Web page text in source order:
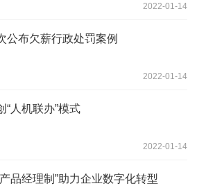
2022-01-14
公布欠薪行政处罚案例
2022-01-14
“人机联办”模式
2022-01-14
品经理制”助力企业数字化转型